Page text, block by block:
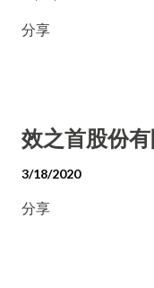
分享
效之首股份
3/18/2020
分享